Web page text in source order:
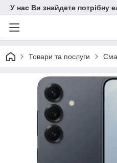
У нас Ви знайдете потрібну
Товари та послуги